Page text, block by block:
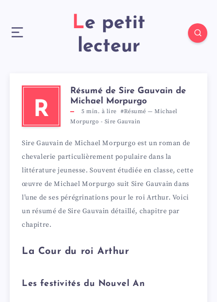
Le petit
lecteur
R
Résumé de Sire Gauvain de
Michael Morpurgo
5 min. à lire #Résumé — Michael
Morpurgo - Sire Gauvain
Sire Gauvain de Michael Morpurgo est un roman de
chevalerie particulièrement populaire dans la
littérature jeunesse. Souvent étudiée en classe, cette
œuvre de Michael Morpurgo suit Sire Gauvain dans
l’une de ses pérégrinations pour le roi Arthur. Voici
un résumé de Sire Gauvain détaillé, chapitre par
chapitre.
La Cour du roi Arthur
Les festivités du Nouvel An